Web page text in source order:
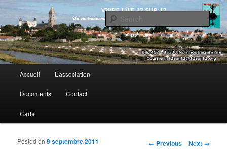
Vivre l’île 12 sur 12
Skip to primary content
Skip to secondary content
Accueil L’association
Documents Contact
Carte
Post navigation
← Previous Next →
Posted on9 septembre 2011